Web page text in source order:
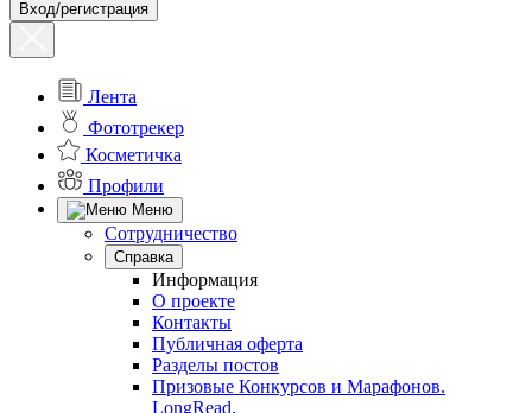
Вход/регистрация
Лента
Фототрекер
Косметичка
Профили
Меню
Сотрудничество
Справка
Информация
О проекте
Контакты
Публичная оферта
Разделы постов
Призовые Конкурсов и Марафонов.
LongRead.